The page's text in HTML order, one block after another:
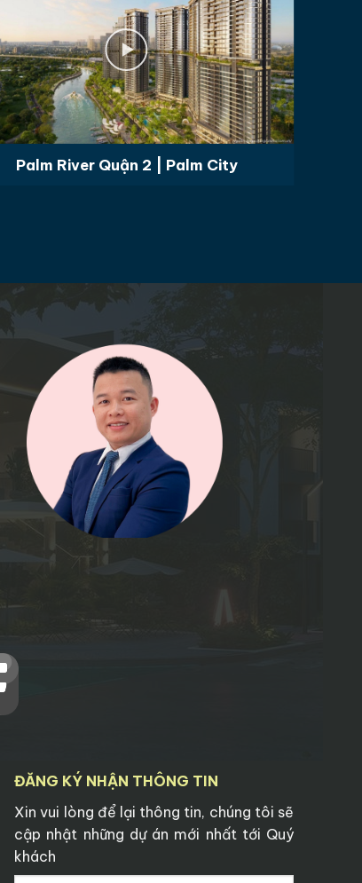
Palm River Quận 2 | Palm City
ĐĂNG KÝ NHẬN THÔNG TIN
Xin vui lòng để lại thông tin, chúng tôi sẽ
cập nhật những dự án mới nhất tới Quý
khách